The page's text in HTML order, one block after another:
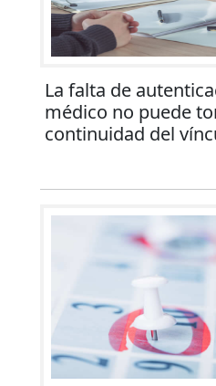
La falta de
médico no puede
continuidad del